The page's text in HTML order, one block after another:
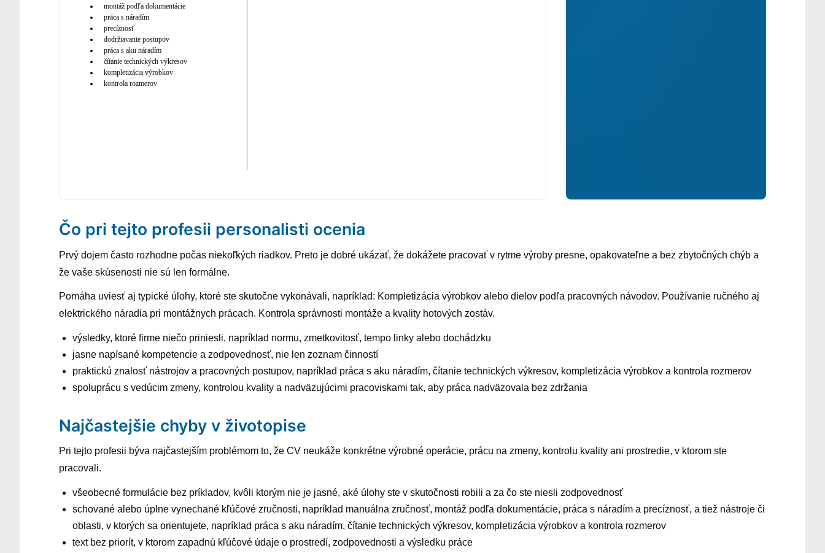
montáž podľa dokumentácie
práca s náradím
precíznosť
dodržiavanie postupov
práca s aku náradím
čítanie technických výkresov
kompletizácia výrobkov
kontrola rozmerov
Čo pri tejto profesii personalisti ocenia
Prvý dojem často rozhodne počas niekoľkých riadkov. Preto je dobré ukázať, že dokážete pracovať v rytme výroby presne, opakovateľne a bez zbytočných chýb a
že vaše skúsenosti nie sú len formálne.
Pomáha uviesť aj typické úlohy, ktoré ste skutočne vykonávali, napríklad: Kompletizácia výrobkov alebo dielov podľa pracovných návodov. Používanie ručného aj
elektrického náradia pri montážnych prácach. Kontrola správnosti montáže a kvality hotových zostáv.
výsledky, ktoré firme niečo priniesli, napríklad normu, zmetkovitosť, tempo linky alebo dochádzku
jasne napísané kompetencie a zodpovednosť, nie len zoznam činností
praktickú znalosť nástrojov a pracovných postupov, napríklad práca s aku náradím, čítanie technických výkresov, kompletizácia výrobkov a kontrola rozmerov
spoluprácu s vedúcim zmeny, kontrolou kvality a nadväzujúcimi pracoviskami tak, aby práca nadväzovala bez zdržania
Najčastejšie chyby v životopise
Pri tejto profesii býva najčastejším problémom to, že CV neukáže konkrétne výrobné operácie, prácu na zmeny, kontrolu kvality ani prostredie, v ktorom ste
pracovali.
všeobecné formulácie bez príkladov, kvôli ktorým nie je jasné, aké úlohy ste v skutočnosti robili a za čo ste niesli zodpovednosť
schované alebo úplne vynechané kľúčové zručnosti, napríklad manuálna zručnosť, montáž podľa dokumentácie, práca s náradím a precíznosť, a tiež nástroje či
oblasti, v ktorých sa orientujete, napríklad práca s aku náradím, čítanie technických výkresov, kompletizácia výrobkov a kontrola rozmerov
text bez priorít, v ktorom zapadnú kľúčové údaje o prostredí, zodpovednosti a výsledku práce